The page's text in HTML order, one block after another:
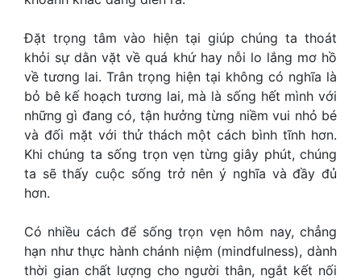
Đặt trọng tâm vào hiện tại giúp chúng ta thoát
khỏi sự dằn vặt về quá khứ hay nỗi lo lắng mơ hồ
về tương lai. Trân trọng hiện tại không có nghĩa là
bỏ bê kế hoạch tương lai, mà là sống hết mình với
những gì đang có, tận hưởng từng niềm vui nhỏ bé
và đối mặt với thử thách một cách bình tĩnh hơn.
Khi chúng ta sống trọn vẹn từng giây phút, chúng
ta sẽ thấy cuộc sống trở nên ý nghĩa và đầy đủ
hơn.
Có nhiều cách để sống trọn vẹn hôm nay, chẳng
hạn như thực hành chánh niệm (mindfulness), dành
thời gian chất lượng cho người thân, ngắt kết nối